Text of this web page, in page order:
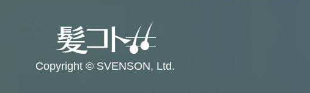
Copyright © SVENSON, Ltd.